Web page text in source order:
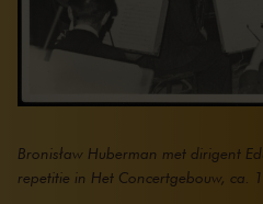
Bronisław Huberman met dirigent
repetitie in Het Concertgebouw, ca.